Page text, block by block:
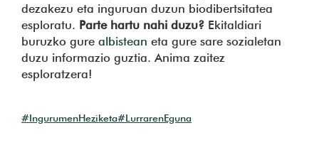
dezakezu eta inguruan duzun biodibertsitatea
esploratu. Parte hartu nahi duzu? Ekitaldiari
buruzko gure albistean eta gure sare sozialetan
duzu informazio guztia. Anima zaitez
esploratzera!
#IngurumenHeziketa#LurrarenEguna